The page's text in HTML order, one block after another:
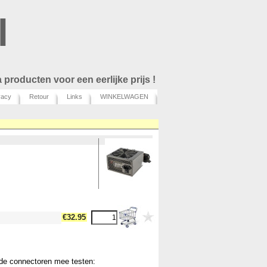
producten voor een eerlijke prijs !
Retour Links WINKELWAGEN
€32.95
connectoren mee testen: